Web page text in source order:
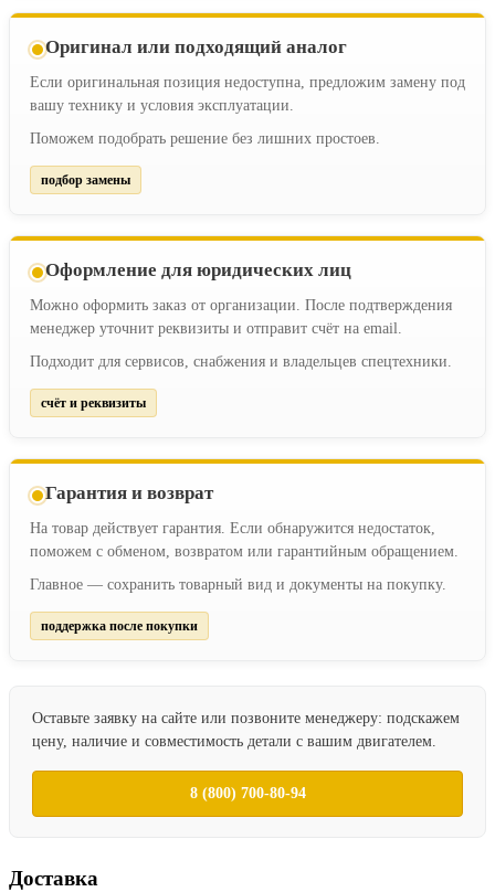
Оригинал или подходящий аналог
Если оригинальная позиция недоступна, предложим замену под
вашу технику и условия эксплуатации.
Поможем подобрать решение без лишних простоев.
подбор замены
Оформление для юридических лиц
Можно оформить заказ от организации. После подтверждения
менеджер уточнит реквизиты и отправит счёт на email.
Подходит для сервисов, снабжения и владельцев спецтехники.
счёт и реквизиты
Гарантия и возврат
На товар действует гарантия. Если обнаружится недостаток,
поможем с обменом, возвратом или гарантийным обращением.
Главное — сохранить товарный вид и документы на покупку.
поддержка после покупки
Оставьте заявку на сайте или позвоните менеджеру: подскажем
цену, наличие и совместимость детали с вашим двигателем.
8 (800) 700-80-94
Доставка